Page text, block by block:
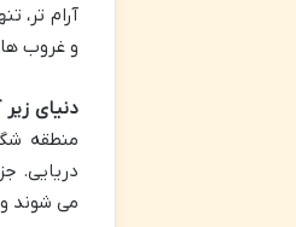
آرام تر،
و غروب
دنیای
منطقه
می شوند